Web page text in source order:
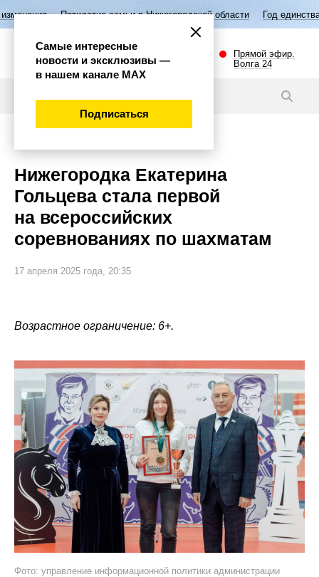
семьи в Нижегородской области Год единства народов России
Прямой эфир.
Волга 24
Нижегородка Екатерина
Гольцева стала первой
на всероссийских
соревнованиях по шахматам
17 апреля 2025 года, 20:35
Возрастное ограничение: 6+.
Фото: управление информационной политики администрации
Самые интересные
новости и эксклюзивы —
в нашем канале МАХ
Подписаться